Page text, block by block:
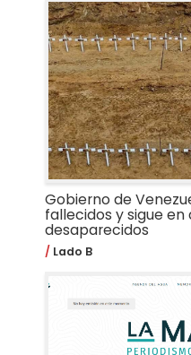
Gobierno de
fallecidos y sigue en
desaparecidos
Lado B